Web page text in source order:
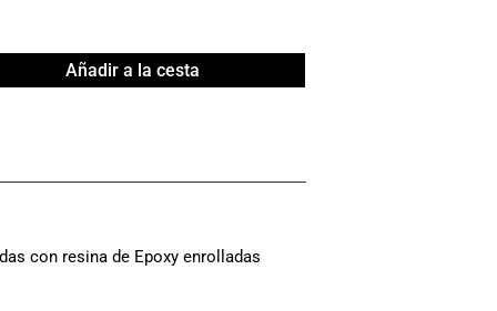
Añadir a la cesta
con resina de Epoxy enrolladas